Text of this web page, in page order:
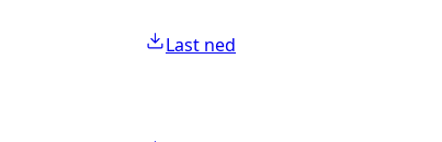
Last ned